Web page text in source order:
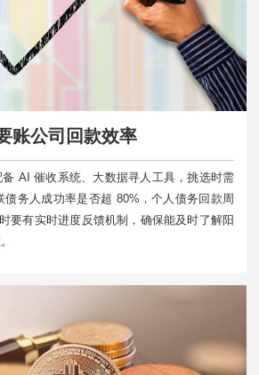
账公司回款效率
AI 催收系统、大数据寻人工具，挑选时需
务人成功率是否超 80%，个人债务回款周
要有实时进度反馈机制，确保能及时了解阳